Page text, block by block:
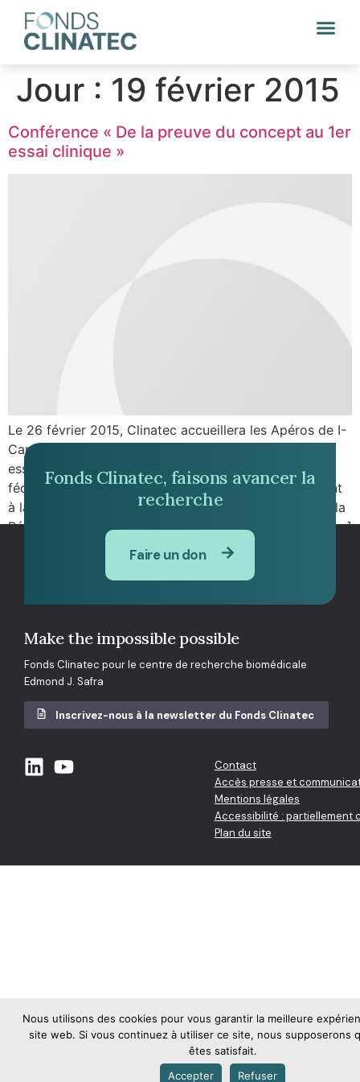
Jour : 19 février 2015
Conférence « De la preuve du concept au 1er
essai clinique »
Le 26 février 2015, Clinatec accueillera les Apéros de I-
Care sur le thème « De la preuve du concept au 1er
essai clinique ». I-Care Cluster est une initiative
fédérative qui s’adresse à tous les acteurs appartenant
à la chaîne de valeur des technologies de la santé de la
Région Rhône-Alpes. Les entreprises de la filière des […]
Fonds Clinatec, faisons avancer la
recherche
Faire un don
Make the impossible possible
Fonds Clinatec pour le centre de recherche biomédicale
Edmond J. Safra
Inscrivez-nous à la newsletter du Fonds Clinatec
Contact
Accès presse et
Mentions légales
Accessibilité : partiellement
Plan du site
Nous utilisons des cookies pour vous garantir la meilleure
site web. Si vous continuez à utiliser ce site, nous supposerons
êtes satisfait.
Accepter
Refuser